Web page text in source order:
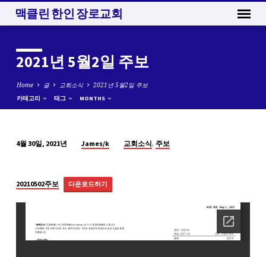
맥클린 한인 장로교회
2021년 5월2일 주보
Home 글 교회소식 2021년 5월2일 주보
카테고리 태그 MONTHS
5
월
주
4월 30일, 2021년 James/k 교회소식, 주보
20210502주보 다운로드하기